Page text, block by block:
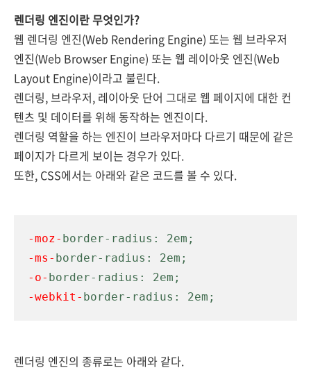
렌더링 엔진이란 무엇인가?
웹 렌더링 엔진(Web Rendering Engine) 또는 웹 브라우저
엔진(Web Browser Engine) 또는 웹 레이아웃 엔진(Web
Layout Engine)이라고 불린다.
렌더링, 브라우저, 레이아웃 단어 그대로 웹 페이지에 대한 컨
텐츠 및 데이터를 위해 동작하는 엔진이다.
렌더링 역할을 하는 엔진이 브라우저마다 다르기 때문에 같은
페이지가 다르게 보이는 경우가 있다.
또한, CSS에서는 아래와 같은 코드를 볼 수 있다.
-moz-
-ms-
-o-
-webkit- border-radius: 2em;
렌더링 엔진의 종류로는 아래와 같다.